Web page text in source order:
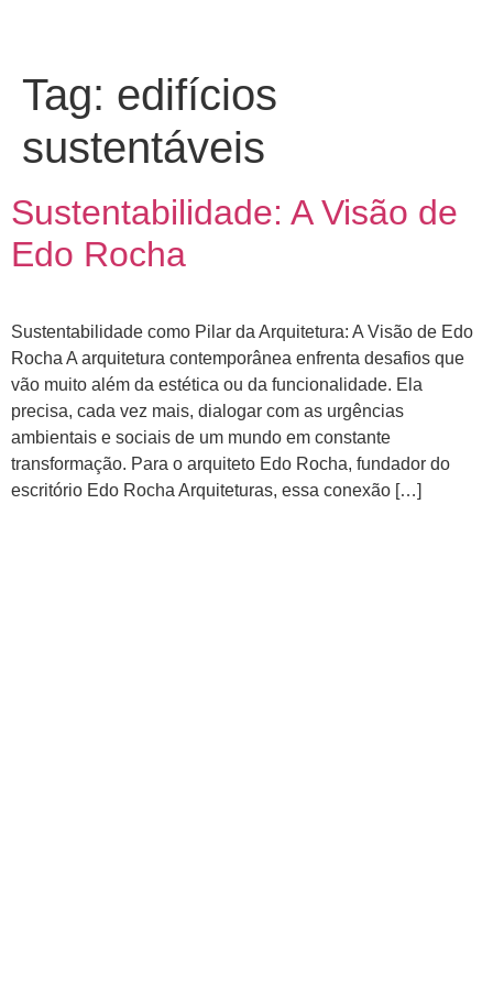
Tag: edifícios
sustentáveis
Sustentabilidade: A Visão de
Edo Rocha
Sustentabilidade como Pilar da Arquitetura: A Visão de Edo
Rocha A arquitetura contemporânea enfrenta desafios que
vão muito além da estética ou da funcionalidade. Ela
precisa, cada vez mais, dialogar com as urgências
ambientais e sociais de um mundo em constante
transformação. Para o arquiteto Edo Rocha, fundador do
escritório Edo Rocha Arquiteturas, essa conexão […]